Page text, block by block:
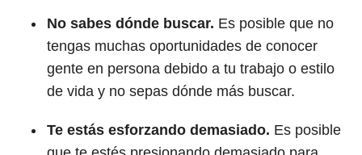
No sabes dónde buscar. Es posible que no
tengas muchas oportunidades de conocer
gente en persona debido a tu trabajo o estilo
de vida y no sepas dónde más buscar.
Te estás esforzando demasiado. Es posible